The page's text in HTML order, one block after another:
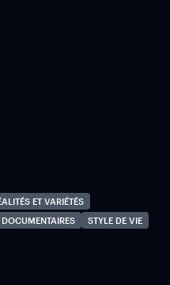
ET VARIÉTÉS
STYLE DE VIE